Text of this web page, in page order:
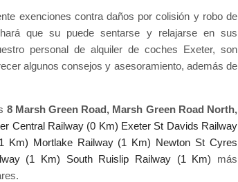
exenciones contra daños por colisión y robo de
que su puede sentarse y relajarse en sus
personal de alquiler de coches Exeter, son
algunos consejos y asesoramiento, además de
8 Marsh Green Road, Marsh Green Road North,
Central Railway (0 Km) Exeter St Davids Railway
Km) Mortlake Railway (1 Km) Newton St Cyres
(1 Km) South Ruislip Railway (1 Km) más